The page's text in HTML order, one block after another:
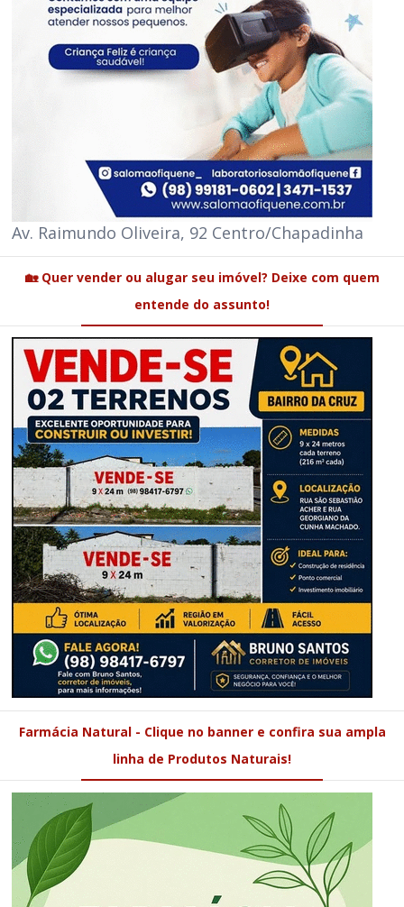
Av. Raimundo Oliveira, 92 Centro/Chapadinha
🏡 Quer vender ou alugar seu imóvel? Deixe com quem
entende do assunto!
Farmácia Natural - Clique no banner e confira sua ampla
linha de Produtos Naturais!